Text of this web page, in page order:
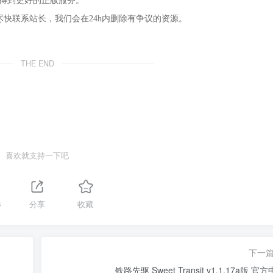
联系站长，我们会在24h内删除有争议的资源。
THE END
喜欢就支持一下吧
分享 收藏
下一篇
铁路先驱 Sweet Transit v1.1.17a版 官方